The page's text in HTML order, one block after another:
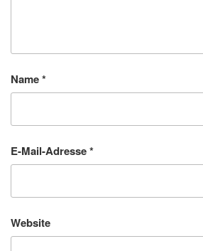
Name*
E-Mail-Adresse*
Website